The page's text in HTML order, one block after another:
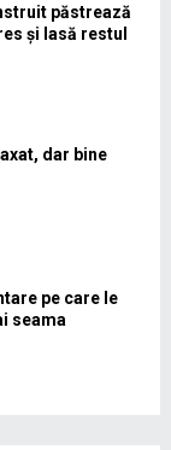
păstrează
și lasă restul
dar bine
pe care le
seama